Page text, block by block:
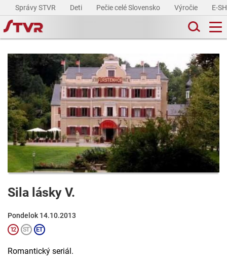
Správy STVR Deti Pečie celé Slovensko Výročie E-
Sila lásky V.
Pondelok 14.10.2013
Romantický seriál.